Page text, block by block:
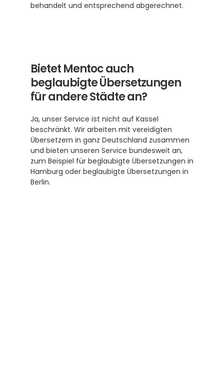
behandelt und entsprechend abgerechnet.
Bietet Mentoc auch
beglaubigte Übersetzungen
für andere Städte an?
Ja, unser Service ist nicht auf Kassel
beschränkt. Wir arbeiten mit vereidigten
Übersetzern in ganz Deutschland zusammen
und bieten unseren Service bundesweit an,
zum Beispiel für beglaubigte Übersetzungen in
Hamburg oder beglaubigte Übersetzungen in
Berlin.